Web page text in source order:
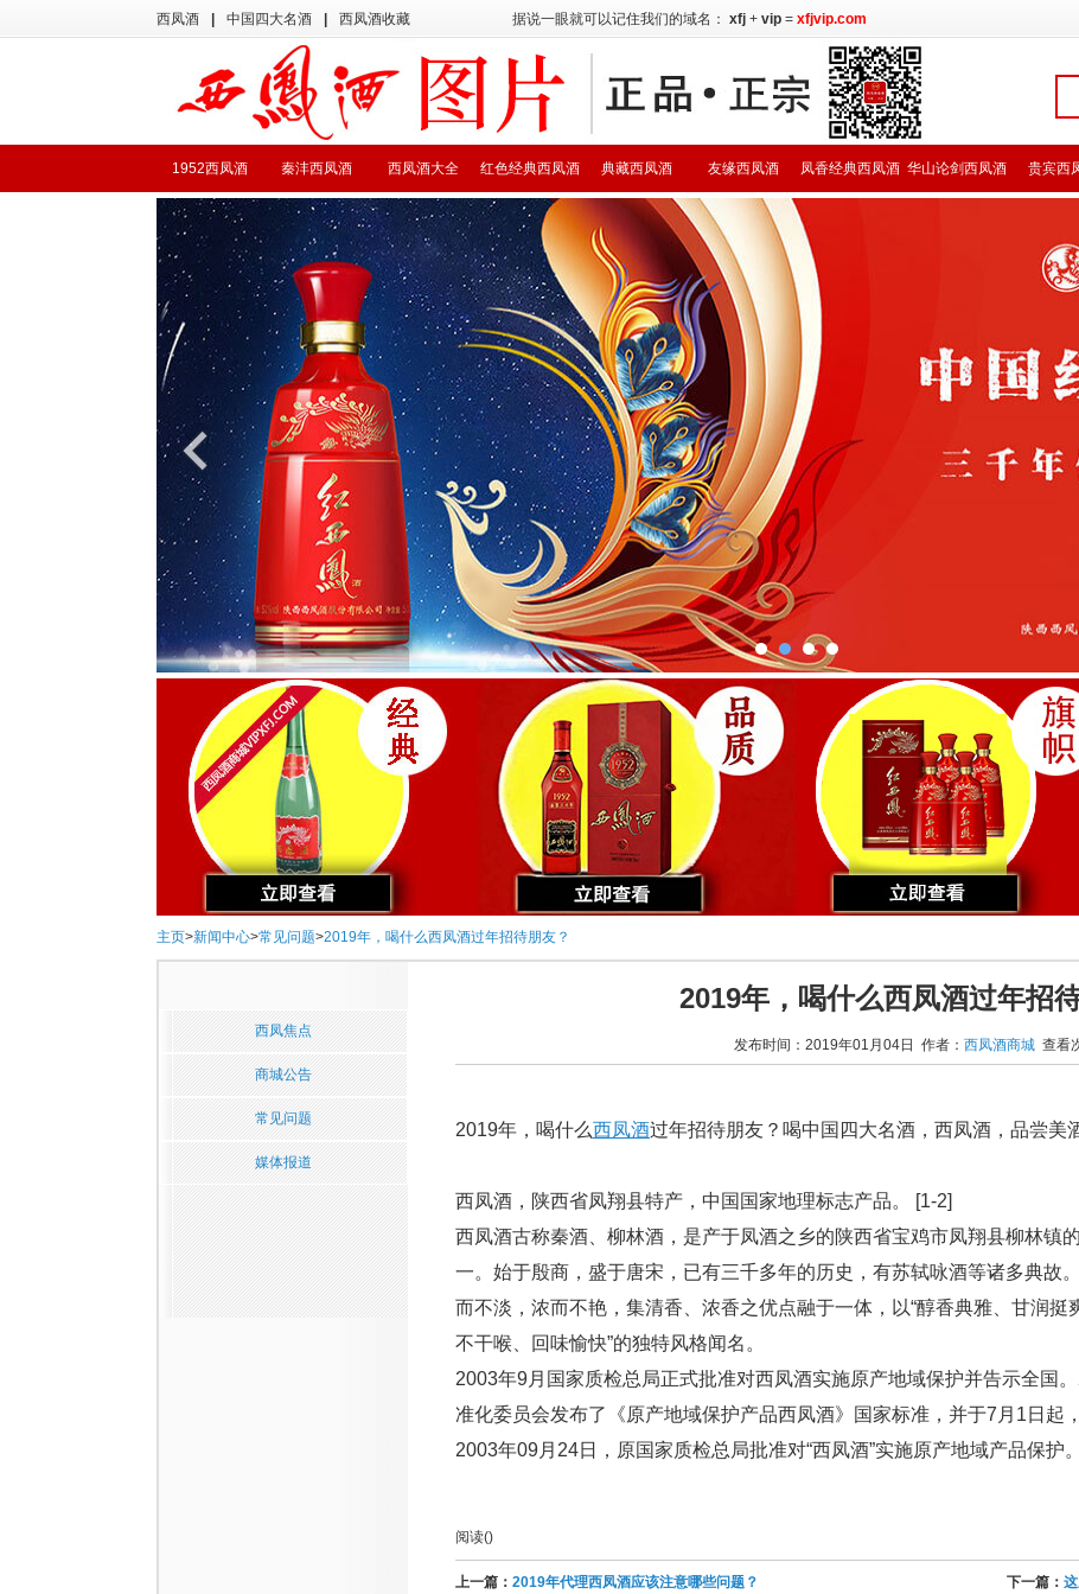
西凤酒 中国四大名酒 西凤酒收藏 据说一眼就可以记住我们的域名： xfj + vip = xfjvip.com
贵宾西
华山论剑西凤酒
凤香经典西凤酒
友缘西凤酒
典藏西凤酒
红色经典西凤酒
西凤酒大全
秦沣西凤酒
1952西凤酒
主页>新闻中心>常见问题>2019年，喝什么西凤酒过年招待朋友？
西凤焦点
商城公告
常见问题
媒体报道
2019年，喝什么西凤酒过年招
发布时间：2019年01月04日 作者： 西凤酒商城 查看
2019年，喝什么西凤酒过年招待朋友？喝中国四大名酒，西凤酒，品尝美
西凤酒，陕西省凤翔县特产，中国国家地理标志产品。 [1-2]
西凤酒古称秦酒、柳林酒，是产于凤酒之乡的陕西省宝鸡市凤翔县柳林镇
一。始于殷商，盛于唐宋，已有三千多年的历史，有苏轼咏酒等诸多典故
而不淡，浓而不艳，集清香、浓香之优点融于一体，以“醇香典雅、甘润挺
不干喉、回味愉快”的独特风格闻名。
2003年9月国家质检总局正式批准对西凤酒实施原产地域保护并告示全国
准化委员会发布了《原产地域保护产品西凤酒》国家标准，并于7月1日起
2003年09月24日，原国家质检总局批准对“西凤酒”实施原产地域产品保护
阅读()
上一篇： 2019年代理西凤酒应该注意哪些问题？ 下一篇：